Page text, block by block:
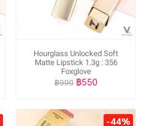
Hourglass Unlocked Soft
Matte Lipstick 1.3g : 356
Foxglove
฿990 ฿550
-44%